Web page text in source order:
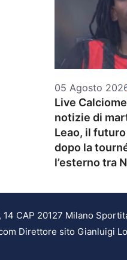
05 Agosto
Live
notizie di
Leao, il
dopo la
l’esterno tra
CAP 20127 Milano
Direttore sito Gianluigi